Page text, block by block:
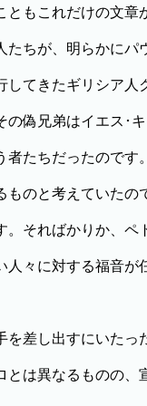
もこれだけの文章
ちが、明らかにパ
てきたギリシア人
偽兄弟はイエス･
たちだったのです。
のと考えていたの
そればかりか、ペ
々に対する福音が
差し出すにいたっ
は異なるものの、